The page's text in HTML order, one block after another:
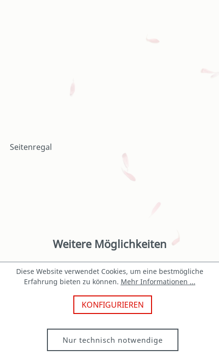
Seitenregal
Weitere Möglichkeiten
Diese Website verwendet Cookies, um eine bestmögliche
Erfahrung bieten zu können. Mehr Informationen ...
KONFIGURIEREN
Nur technisch notwendige